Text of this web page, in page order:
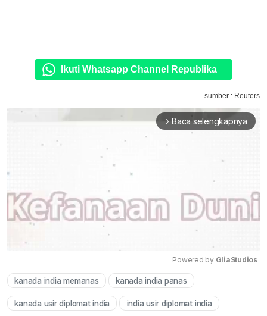
Ikuti Whatsapp Channel Republika
sumber : Reuters
arrow_forward_ios Baca selengkapnya
Powered by GliaStudios
kanada india memanas kanada india panas
kanada usir diplomat india india usir diplomat india